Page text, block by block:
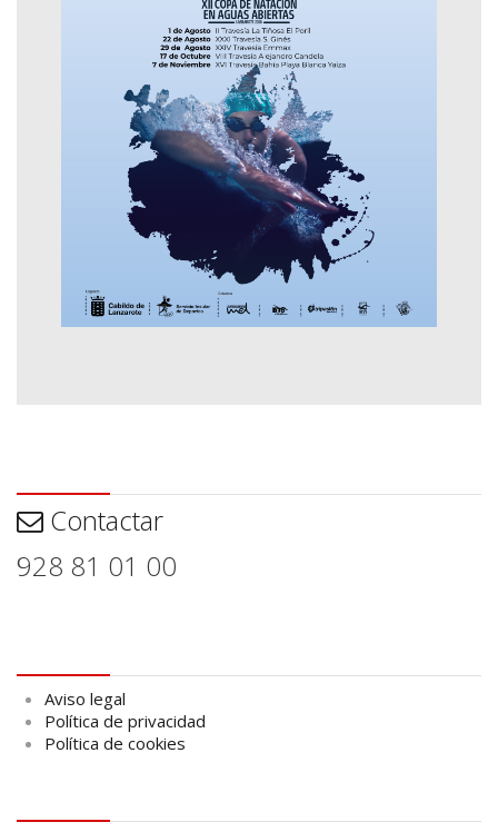
Contactar
928 81 01 00
Aviso legal
Política de privacidad
Política de cookies